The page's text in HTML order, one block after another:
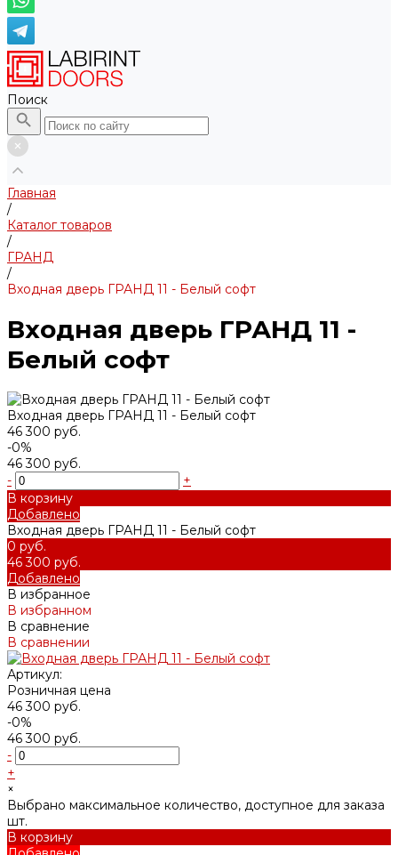
Поиск
Главная
/
Каталог товаров
/
ГРАНД
/
Входная дверь ГРАНД 11 - Белый софт
Входная дверь ГРАНД 11 -
Белый софт
Входная дверь ГРАНД 11 - Белый софт
46 300 руб.
-0%
46 300 руб.
-
+
В корзину
Добавлено
Входная дверь ГРАНД 11 - Белый софт
0 руб.
46 300 руб.
Добавлено
В избранное
В избранном
В сравнение
В сравнении
Артикул:
Розничная цена
46 300 руб.
-0%
46 300 руб.
-
+
×
Выбрано максимальное количество, доступное для заказа
шт.
В корзину